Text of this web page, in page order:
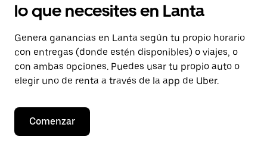
lo que necesites en Lanta
Genera ganancias en Lanta según tu propio horario
con entregas (donde estén disponibles) o viajes, o
con ambas opciones. Puedes usar tu propio auto o
elegir uno de renta a través de la app de Uber.
Comenzar